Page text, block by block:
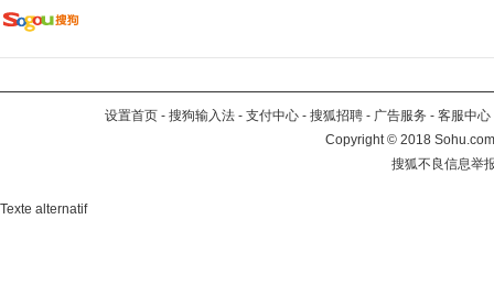
设置首页 - 搜狗输入法 - 支付中心 - 搜狐招聘 - 广告服务 - 客服中心
Copyright©2018
搜狐不良信息举
Texte alternatif